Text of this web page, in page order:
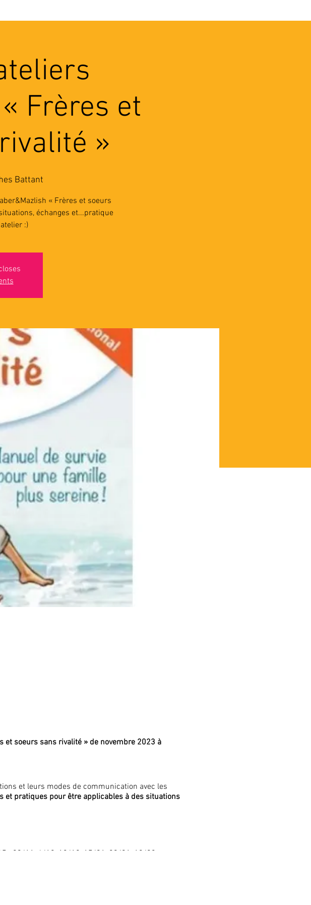
Frères et
»
Battant
« Frères et soeurs
échanges et...pratique
:)
et soeurs sans rivalité » de novembre 2023 à
et leurs modes de communication avec les
et pratiques pour être applicables à des situations
: 20/11, 4/12, 18/12, 15/01, 29/01, 12/02.